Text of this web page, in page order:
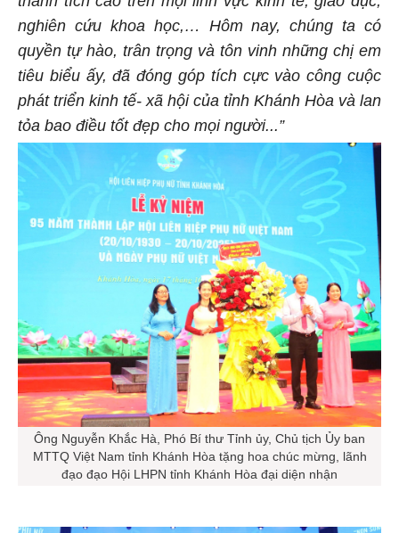
nghiên cứu khoa học,… Hôm nay, chúng ta có
quyền tự hào, trân trọng và tôn vinh những chị em
tiêu biểu ấy, đã đóng góp tích cực vào công cuộc
phát triển kinh tế- xã hội của tỉnh Khánh Hòa và lan
tỏa bao điều tốt đẹp cho mọi người...”
Ông Nguyễn Khắc Hà, Phó Bí thư Tỉnh ủy, Chủ tịch Ủy ban
MTTQ Việt Nam tỉnh Khánh Hòa tặng hoa chúc mừng, lãnh
đạo đạo Hội LHPN tỉnh Khánh Hòa đại diện nhận